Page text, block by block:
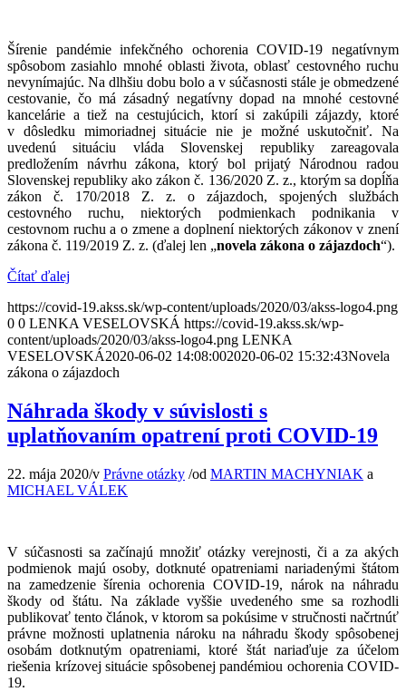
Šírenie pandémie infekčného ochorenia COVID-19 negatívnym
spôsobom zasiahlo mnohé oblasti života, oblasť cestovného ruchu
nevynímajúc. Na dlhšiu dobu bolo a v súčasnosti stále je obmedzené
cestovanie, čo má zásadný negatívny dopad na mnohé cestovné
kancelárie a tiež na cestujúcich, ktorí si zakúpili zájazdy, ktoré
v dôsledku mimoriadnej situácie nie je možné uskutočniť. Na
uvedenú situáciu vláda Slovenskej republiky zareagovala
predložením návrhu zákona, ktorý bol prijatý Národnou radou
Slovenskej republiky ako zákon č. 136/2020 Z. z., ktorým sa dopĺňa
zákon č. 170/2018 Z. z. o zájazdoch, spojených službách
cestovného ruchu, niektorých podmienkach podnikania v
cestovnom ruchu a o zmene a doplnení niektorých zákonov v znení
zákona č. 119/2019 Z. z. (ďalej len „novela zákona o zájazdoch“).
Čítať ďalej
https://covid-19.akss.sk/wp-content/uploads/2020/03/akss-logo4.png
0 0 LENKA VESELOVSKÁ https://covid-19.akss.sk/wp-
content/uploads/2020/03/akss-logo4.png LENKA
VESELOVSKÁ2020-06-02 14:08:002020-06-02 15:32:43Novela
zákona o zájazdoch
Náhrada škody v súvislosti s
uplatňovaním opatrení proti COVID-19
22. mája 2020/v Právne otázky /od MARTIN MACHYNIAK a
MICHAEL VÁLEK
V súčasnosti sa začínajú množiť otázky verejnosti, či a za akých
podmienok majú osoby, dotknuté opatreniami nariadenými štátom
na zamedzenie šírenia ochorenia COVID-19, nárok na náhradu
škody od štátu. Na základe vyššie uvedeného sme sa rozhodli
publikovať tento článok, v ktorom sa pokúsime v stručnosti načrtnúť
právne možnosti uplatnenia nároku na náhradu škody spôsobenej
osobám dotknutým opatreniami, ktoré štát nariaďuje za účelom
riešenia krízovej situácie spôsobenej pandémiou ochorenia COVID-
19.